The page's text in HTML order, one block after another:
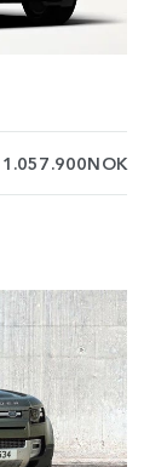
1.057.900NOK